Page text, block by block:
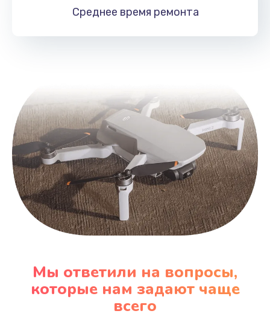
Среднее время ремонта
Мы ответили на вопросы,
которые нам задают чаще
всего